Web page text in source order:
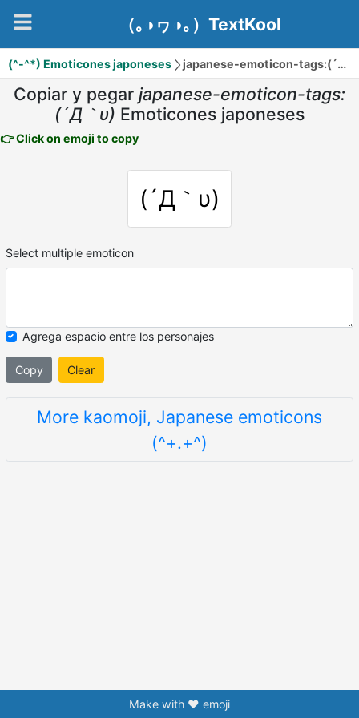
（｡◑ヮ◑｡）TextKool
(^-^*) Emoticones japoneses japanese-emoticon-tags:(´Д｀υ)
Copiar y pegar japanese-emoticon-tags:
(´Д｀υ) Emoticones japoneses
👉 Click on emoji to copy
(´Д｀υ)
Select multiple emoticon
Agrega espacio entre los personajes
Copy Clear
More kaomoji, Japanese emoticons
(^+.+^)
Make with ❤️ emoji